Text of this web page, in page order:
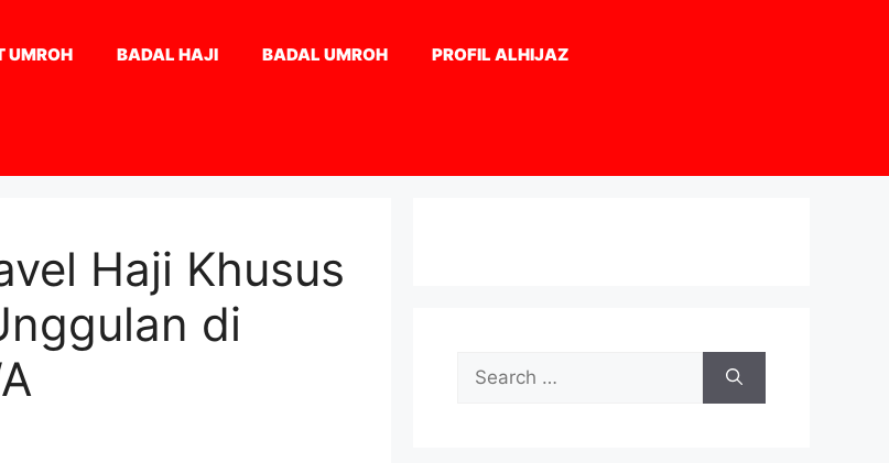
UMROH BADAL HAJI BADAL UMROH PROFIL ALHIJAZ
Haji Khusus
di
Search
for: